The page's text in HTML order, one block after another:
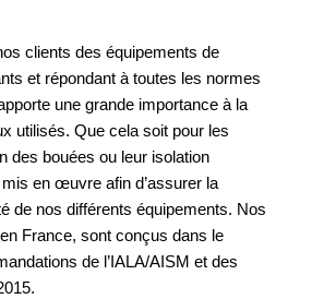
clients des équipements de
et répondant à toutes les normes
une grande importance à la
utilisés. Que cela soit pour les
des bouées ou leur isolation
en œuvre afin d’assurer la
de nos différents équipements. Nos
France, sont conçus dans le
de l’IALA/AISM et des